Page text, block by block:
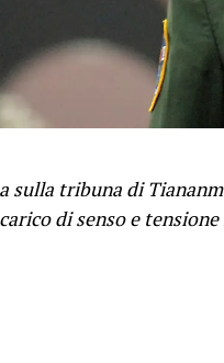
sulla tribuna di
di senso e